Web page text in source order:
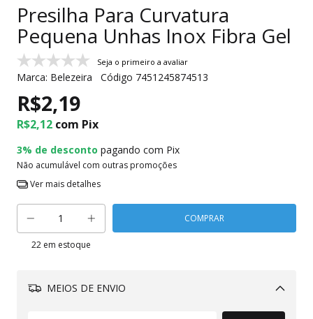
Presilha Para Curvatura
Pequena Unhas Inox Fibra Gel
Seja o primeiro a avaliar
Marca: Belezeira Código 7451245874513
R$2,19
R$2,12 com Pix
3% de desconto pagando com Pix
Não acumulável com outras promoções
Ver mais detalhes
22em estoque
MEIOS DE ENVIO
Alterar CEP